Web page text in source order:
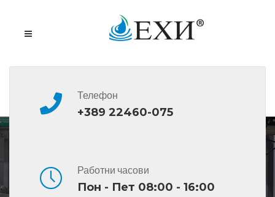
Телефон
+389 22460-075
Работни часови
Пон - Пет 08:00 - 16:00
Пречистителни станици “SBR”